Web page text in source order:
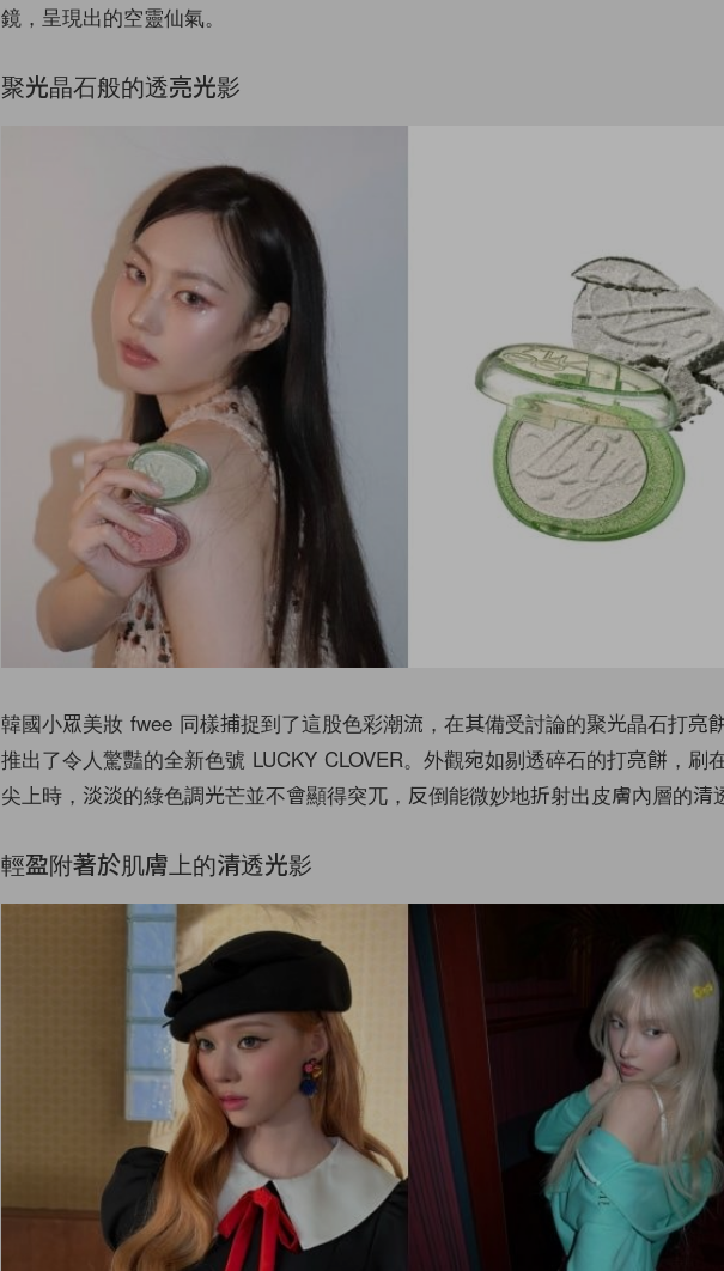
鏡，呈現出的空靈仙氣。
聚光晶石般的透亮光影
韓國小眾美妝 fwee 同樣捕捉到了這股色彩潮流，在其備受討論的聚光晶石打亮
推出了令人驚豔的全新色號 LUCKY CLOVER。外觀宛如剔透碎石的打亮餅，刷
尖上時，淡淡的綠色調光芒並不會顯得突兀，反倒能微妙地折射出皮膚內層的清
輕盈附著於肌膚上的清透光影